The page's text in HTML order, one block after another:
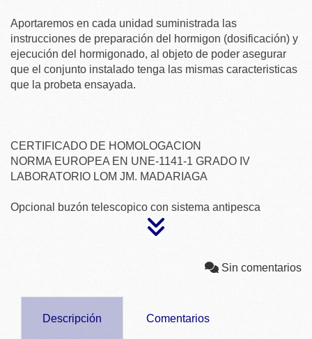
Aportaremos en cada unidad suministrada las
instrucciones de preparación del hormigon (dosificación) y
ejecución del hormigonado, al objeto de poder asegurar
que el conjunto instalado tenga las mismas caracteristicas
que la probeta ensayada.
CERTIFICADO DE HOMOLOGACION
NORMA EUROPEA EN UNE-1141-1 GRADO IV
LABORATORIO LOM JM. MADARIAGA
Opcional buzón telescopico con sistema antipesca
Sin comentarios
Descripción Comentarios